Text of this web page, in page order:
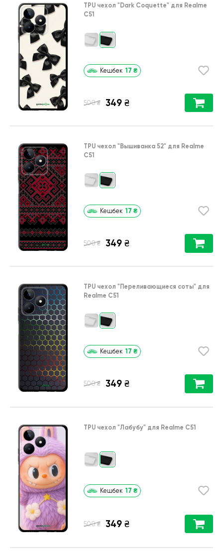
TPU чехол "Dark Coquette" для Realme
C51
Кешбек 17 ₴
500 ₴ 349 ₴
TPU чехол "Вышиванка 52" для Realme
C51
Кешбек 17 ₴
500 ₴ 349 ₴
TPU чехол "Переливающиеся соты" для
Realme C51
Кешбек 17 ₴
500 ₴ 349 ₴
TPU чехол "Лабубу" для Realme C51
Кешбек 17 ₴
500 ₴ 349 ₴